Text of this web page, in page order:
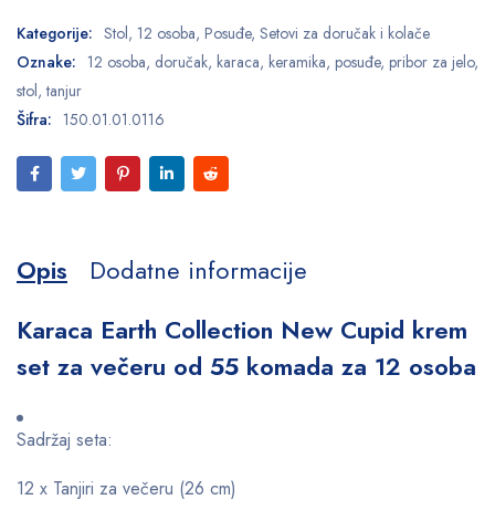
Kategorije: Stol, 12 osoba, Posuđe, Setovi za doručak i kolače
Oznake: 12 osoba, doručak, karaca, keramika, posuđe, pribor za jelo,
stol,tanjur
Šifra: 150.01.01.0116
Opis
Dodatne informacije
Karaca Earth Collection New Cupid krem
set za večeru od 55 komada za 12 osoba
Sadržaj seta:
12 x Tanjiri za večeru (26 cm)